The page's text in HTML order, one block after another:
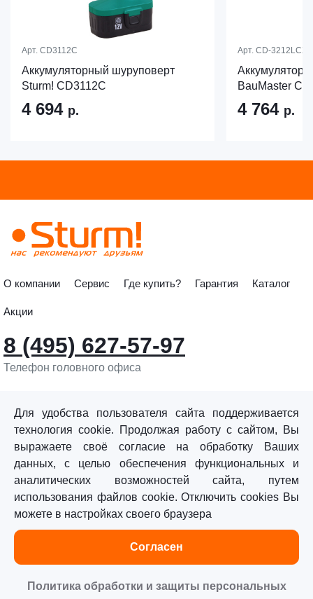
Арт. CD3112C
Аккумуляторный шуруповерт
Sturm! CD3112C
4 694 р.
Арт. CD-3212LCX
BauMaster
4 764 р.
О компании Сервис Где купить? Гарантия Каталог
Акции
8 (495) 627-57-97
Телефон головного офиса
©«Sturm!» 2011–2026 ®
Все права защищены.
Политика обработки персональных данных
Для удобства пользователя сайта поддерживается
технология cookie. Продолжая работу с сайтом, Вы
выражаете своё согласие на обработку Ваших
данных, с целью обеспечения функциональных и
аналитических возможностей сайта, путем
использования файлов cookie. Отключить cookies Вы
можете в настройках своего браузера
Согласен
Политика обработки и защиты персональных